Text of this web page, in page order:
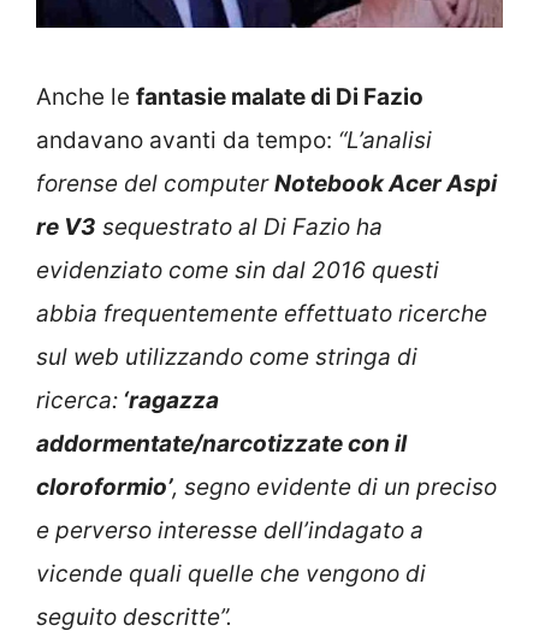
Anche le fantasie malate di Di Fazio
andavano avanti da tempo: “L’analisi
forense del computerNotebook Acer Aspi
re V3 sequestrato al Di Fazio ha
evidenziato come sin dal 2016 questi
abbia frequentemente effettuato ricerche
sul web utilizzando come stringa di
ricerca: ‘ragazza
addormentate/narcotizzate con il
cloroformio’, segno evidente di un preciso
e perverso interesse dell’indagato a
vicende quali quelle che vengono di
seguito descritte”.